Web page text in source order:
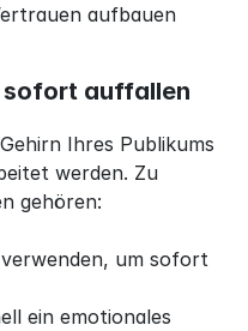
aufbauen
sofort auffallen
Ihres Publikums
werden. Zu
gehören:
um sofort
ein emotionales